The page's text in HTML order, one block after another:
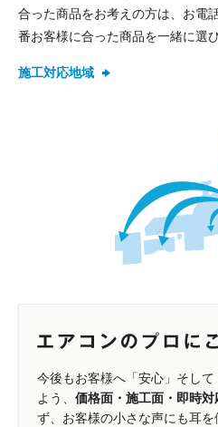
合った商品をお考えの方は、お電
番お客様に合った商品を一緒に選
施工対応地域
今後もお客様へ「安心」そし
よう、 価格面・施工面・即時
ず、お客様の小さな声にも耳